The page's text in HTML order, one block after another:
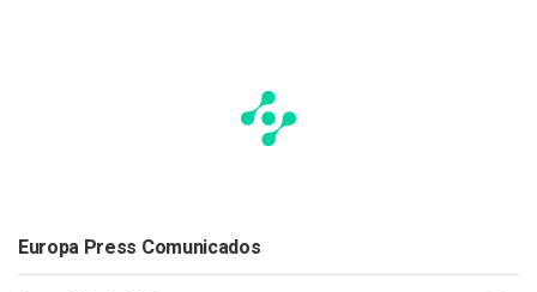
Europa Press Comunicados